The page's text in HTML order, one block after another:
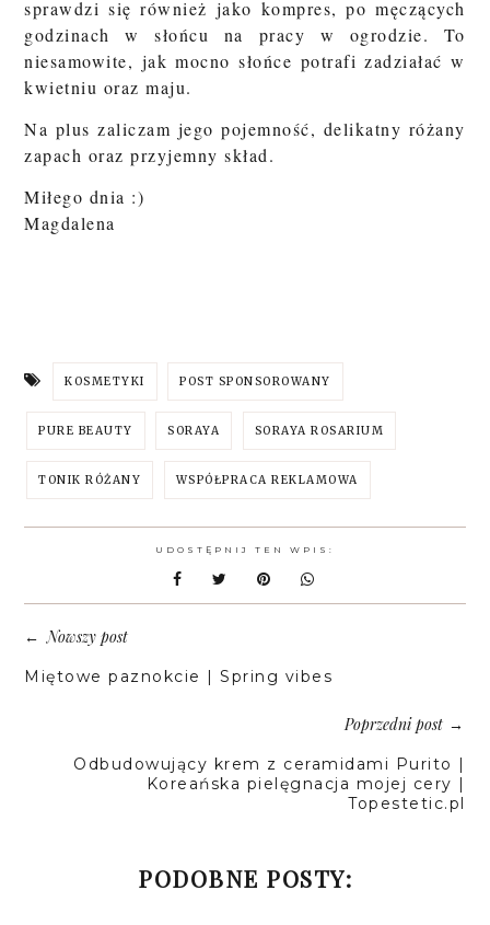
sprawdzi się również jako kompres, po męczących
godzinach w słońcu na pracy w ogrodzie. To
niesamowite, jak mocno słońce potrafi zadziałać w
kwietniu oraz maju.
Na plus zaliczam jego pojemność, delikatny różany
zapach oraz przyjemny skład.
Miłego dnia :)
Magdalena
KOSMETYKI POST SPONSOROWANY
PURE BEAUTY SORAYA SORAYA ROSARIUM
TONIK RÓŻANY WSPÓŁPRACA REKLAMOWA
UDOSTĘPNIJ TEN WPIS:
←Nowszy post
Miętowe paznokcie | Spring vibes
Poprzedni post→
Odbudowujący krem z ceramidami Purito |
Koreańska pielęgnacja mojej cery |
Topestetic.pl
PODOBNE POSTY: